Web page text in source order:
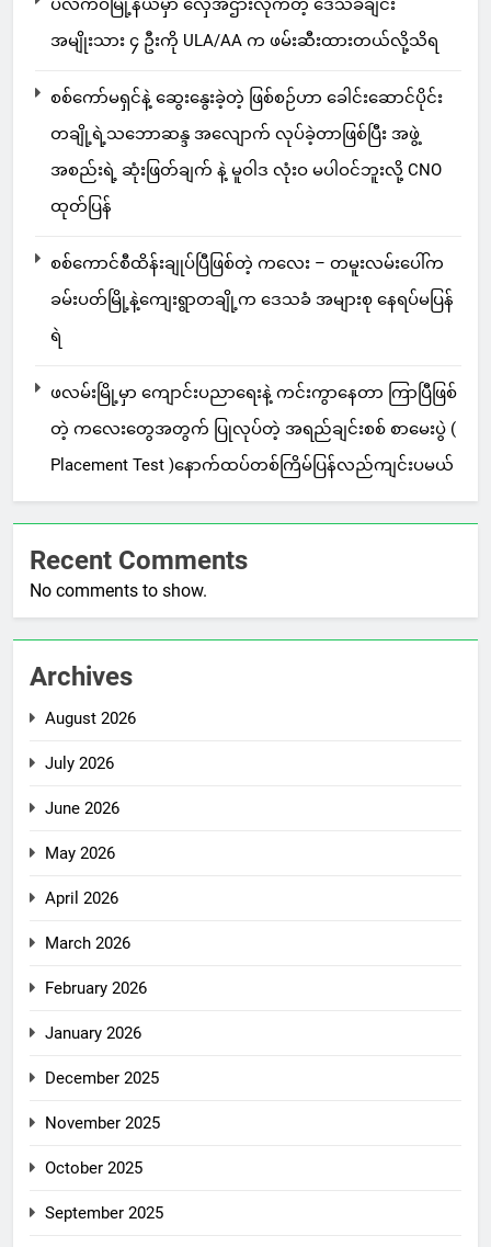
ပလက်ဝမြို့နယ်မှာ လှေအဌားလိုက်တဲ့ ဒေသခံချင်း
အမျိုးသား ၄ ဦးကို ULA/AA က ဖမ်းဆီးထားတယ်လို့သိရ
စစ်ကော်မရှင်နဲ့ ဆွေးနွေးခဲ့တဲ့ ဖြစ်စဉ်ဟာ ခေါင်းဆောင်ပိုင်း
တချို့ရဲ့သဘောဆန္ဒ အလျောက် လုပ်ခဲ့တာဖြစ်ပြီး အဖွဲ့
အစည်းရဲ့ ဆုံးဖြတ်ချက် နဲ့ မူဝါဒ လုံးဝ မပါဝင်ဘူးလို့ CNO
ထုတ်ပြန်
စစ်ကောင်စီထိန်းချုပ်ပြီဖြစ်တဲ့ ကလေး – တမူးလမ်းပေါ်က
ခမ်းပတ်မြို့နဲ့ကျေးရွာတချို့က ဒေသခံ အများစု နေရပ်မပြန်
ရဲ
ဖလမ်းမြို့မှာ ကျောင်းပညာရေးနဲ့ ကင်းကွာနေတာ ကြာပြီဖြစ်
တဲ့ ကလေးတွေအတွက် ပြုလုပ်တဲ့ အရည်ချင်းစစ် စာမေးပွဲ (
Placement Test )နောက်ထပ်တစ်ကြိမ်ပြန်လည်ကျင်းပမယ်
Recent Comments
No comments to show.
Archives
August 2026
July 2026
June 2026
May 2026
April 2026
March 2026
February 2026
January 2026
December 2025
November 2025
October 2025
September 2025